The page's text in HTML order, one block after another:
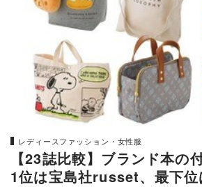
レディースファッション・女性服
【23誌比較】ブランド本の
1位は宝島社russet、最下